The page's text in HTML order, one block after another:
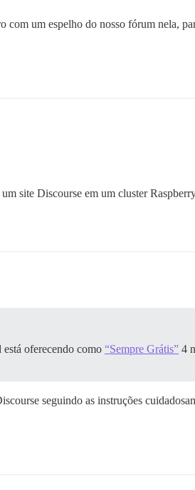
um espelho do nosso fórum nela,
site Discourse em um cluster
oferecendo como “Sempre Grátis” 4
seguindo as instruções